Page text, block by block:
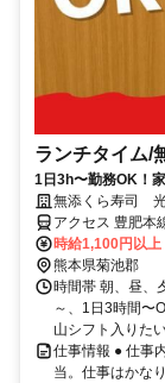
ランチタイム/
1日3h〜勤務OK！
無添くら寿司
アクセス 豊肥本
時給1,100円以上
熊本県菊池郡
時間帯 朝、昼、
～、1日3時間
山シフト入りた
仕事情報 ● 仕事
当。仕事はかな